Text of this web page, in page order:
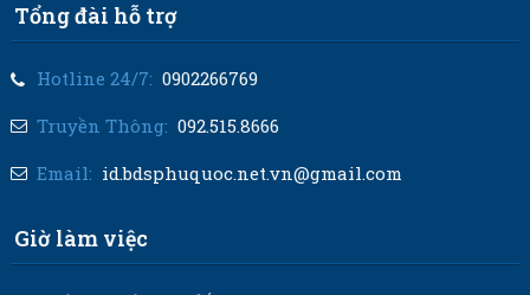
Tổng đài hỗ trợ
Hotline 24/7: 0902266769
Truyền Thông: 092.515.8666
Email: id.bdsphuquoc.net.vn@gmail.com
Giờ làm việc